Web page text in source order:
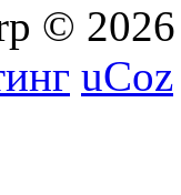
© 2026
uCoz